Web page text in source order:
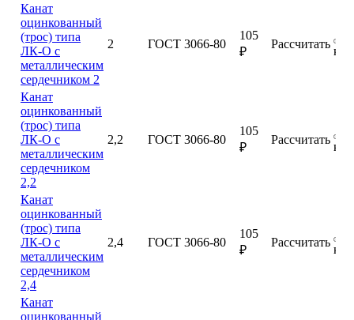
Канат
оцинкованный
(трос) типа
ЛК-О с
металлическим
сердечником 2
2 ГОСТ 3066-80
105
₽
Рассчитать
Канат
оцинкованный
(трос) типа
ЛК-О с
металлическим
сердечником
2,2
2,2 ГОСТ 3066-80
105
₽
Рассчитать
Канат
оцинкованный
(трос) типа
ЛК-О с
металлическим
сердечником
2,4
2,4 ГОСТ 3066-80
105
₽
Рассчитать
Канат
оцинкованный